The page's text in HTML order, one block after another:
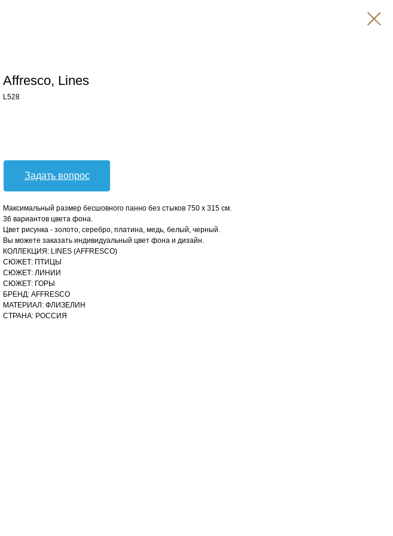
Affresco, Lines
L528
Задать вопрос
Максимальный размер бесшовного панно без стыков 750 х 315 см.
36 вариантов цвета фона.
Цвет рисунка - золото, серебро, платина, медь, белый, черный.
Вы можете заказать индивидуальный цвет фона и дизайн.
КОЛЛЕКЦИЯ: LINES (AFFRESCO)
СЮЖЕТ: ПТИЦЫ
СЮЖЕТ: ЛИНИИ
СЮЖЕТ: ГОРЫ
БРЕНД: AFFRESCO
МАТЕРИАЛ: ФЛИЗЕЛИН
СТРАНА: РОССИЯ